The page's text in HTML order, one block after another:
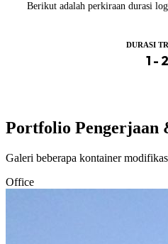
Berikut adalah perkiraan durasi
DURASI
1 -
Portfolio
Galeri beberapa kontainer
Office